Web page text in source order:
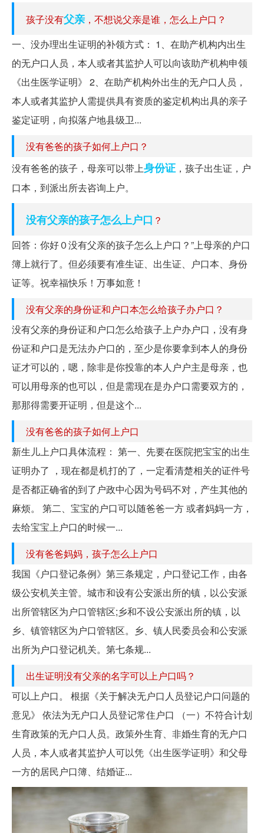
孩子没有父亲 ，不想说父亲是谁，怎么上户口？
一、没办理出生证明的补领方式： 1、在助产机构内出生
的无户口人员，本人或者其监护人可以向该助产机构申领
《出生医学证明》 2、在助产机构外出生的无户口人员，
本人或者其监护人需提供具有资质的鉴定机构出具的亲子
鉴定证明，向拟落户地县级卫...
没有爸爸的孩子如何上户口？
没有爸爸的孩子，母亲可以带上身份证 ，孩子出生证，户
口本，到派出所去咨询上户。
没有父亲的孩子怎么上户口 ？
回答：你好０没有父亲的孩子怎么上户口？”上母亲的户口
簿上就行了。但必须要有准生证、出生证、户口本、身份
证等。祝幸福快乐！万事如意！
没有父亲的身份证和户口本怎么给孩子办户口？
没有父亲的身份证和户口怎么给孩子上户办户口，没有身
份证和户口是无法办户口的，至少是你要拿到本人的身份
证才可以的，嗯，除非是你投靠的本人户户主是母亲，也
可以用母亲的也可以，但是需现在是办户口需要双方的，
那那得需要开证明，但是这个...
没有爸爸的孩子如何上户口
新生儿上户口具体流程： 第一、先要在医院把宝宝的出生
证明办了 ，现在都是机打的了，一定看清楚相关的证件号
是否都正确省的到了户政中心因为号码不对，产生其他的
麻烦。 第二、宝宝的户口可以随爸爸一方 或者妈妈一方，
去给宝宝上户口的时候一...
没有爸爸妈妈，孩子怎么上户口
我国《户口登记条例》第三条规定，户口登记工作，由各
级公安机关主管。城市和设有公安派出所的镇，以公安派
出所管辖区为户口管辖区;乡和不设公安派出所的镇，以
乡、镇管辖区为户口管辖区。乡、镇人民委员会和公安派
出所为户口登记机关。第七条规...
出生证明没有父亲的名字可以上户口吗？
可以上户口。 根据《关于解决无户口人员登记户口问题的
意见》 依法为无户口人员登记常住户口 （一）不符合计划
生育政策的无户口人员。政策外生育、非婚生育的无户口
人员，本人或者其监护人可以凭《出生医学证明》和父母
一方的居民户口簿、结婚证...